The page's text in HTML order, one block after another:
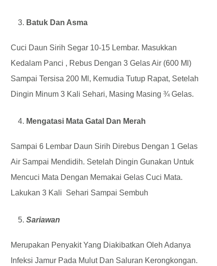
Batuk Dan Asma
Cuci Daun Sirih Segar 10-15 Lembar. Masukkan
Kedalam Panci , Rebus Dengan 3 Gelas Air (600 Ml)
Sampai Tersisa 200 Ml, Kemudia Tutup Rapat, Setelah
Dingin Minum 3 Kali Sehari, Masing Masing ¾ Gelas.
Mengatasi Mata Gatal Dan Merah
Sampai 6 Lembar Daun Sirih Direbus Dengan 1 Gelas
Air Sampai Mendidih. Setelah Dingin Gunakan Untuk
Mencuci Mata Dengan Memakai Gelas Cuci Mata.
Lakukan 3 Kali Sehari Sampai Sembuh
Sariawan
Merupakan Penyakit Yang Diakibatkan Oleh Adanya
Infeksi Jamur Pada Mulut Dan Saluran Kerongkongan.